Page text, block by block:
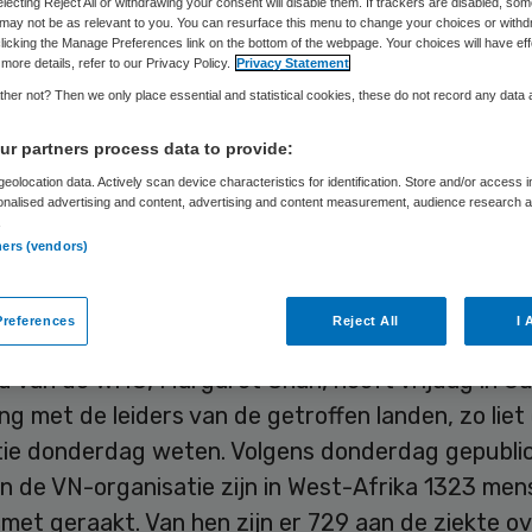
Skipr Redactie 1 augustus 2014,08:42
van de VN (WHO) trekt
circa 75 miljoen euro uit om de ebola-
Afrika de kop in te drukken. Samen met
van de ziekte.
van de WHO, Margaret Chan, heeft vrijdag in
met de leiders van de getroffen landen, zo liet
donderdag weten. Volgens donderdag
de VN-organisatie zijn in West-Afrika 1323
geraakt. Van hen zijn er 729 aan de ziekte
not be as relevant to you. You can resurface this menu to change your choices or
the Manage Preferences link on the bottom of the webpage. Your choices will have
details, refer to our Privacy Policy.
Privacy Statement
not? Then we only place essential and statistical cookies, these do not record any data
partners process data to provide:
data. Actively scan device characteristics for identification. Store and/or access
advertising and content, advertising and content measurement, audience research
(vendors)
Reject All I